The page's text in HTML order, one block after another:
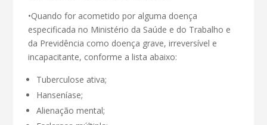
•Quando for acometido por alguma doença
especificada no Ministério da Saúde e do Trabalho e
da Previdência como doença grave, irreversível e
incapacitante, conforme a lista abaixo:
Tuberculose ativa;
Hanseníase;
Alienação mental;